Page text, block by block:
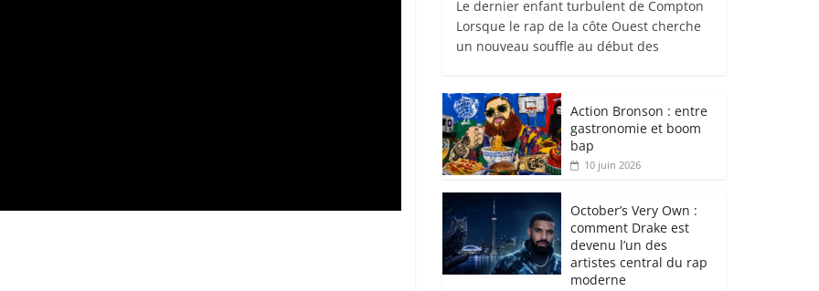
Le dernier enfant turbulent de Compton
Lorsque le rap de la côte Ouest cherche
un nouveau souffle au début des
Action Bronson : entre
gastronomie et boom
bap
10 juin 2026
October’s Very Own :
comment Drake est
devenu l’un des
artistes central du rap
moderne